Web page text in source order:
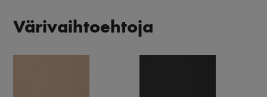
Värivaihtoehtoja